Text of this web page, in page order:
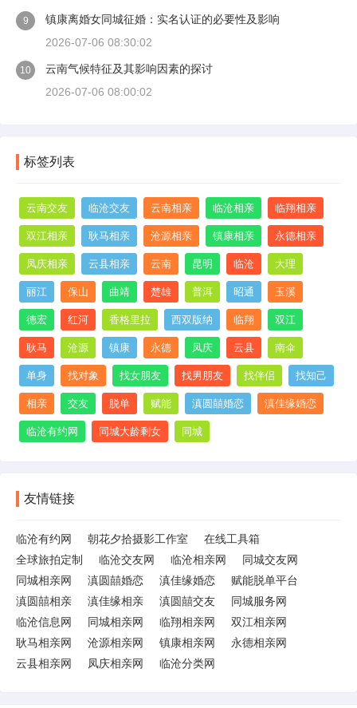
9
镇康离婚女同城征婚：实名认证的必要性及影响
2026-07-06 08:30:02
10
云南气候特征及其影响因素的探讨
2026-07-06 08:00:02
标签列表
云南交友 临沧交友 云南相亲 临沧相亲 临翔相亲
双江相亲 耿马相亲 沧源相亲 镇康相亲 永德相亲
凤庆相亲 云县相亲 云南 昆明 临沧 大理
丽江 保山 曲靖 楚雄 普洱 昭通 玉溪
德宏 红河 香格里拉 西双版纳 临翔 双江
耿马 沧源 镇康 永德 凤庆 云县 南伞
单身 找对象 找女朋友 找男朋友 找伴侣 找知己
相亲 交友 脱单 赋能 滇圆囍婚恋 滇佳缘婚恋
临沧有约网 同城大龄剩女 同城
友情链接
临沧有约网 朝花夕拾摄影工作室
在线工具箱
全球旅拍定制
临沧交友网 临沧相亲网
同城交友网
同城相亲网
滇圆囍婚恋 滇佳缘婚恋
赋能脱单平台
滇圆囍相亲
滇佳缘相亲 滇圆囍交友
同城服务网
临沧信息网
同城相亲网 临翔相亲网
双江相亲网
耿马相亲网
沧源相亲网 镇康相亲网
永德相亲网
云县相亲网
凤庆相亲网 临沧分类网